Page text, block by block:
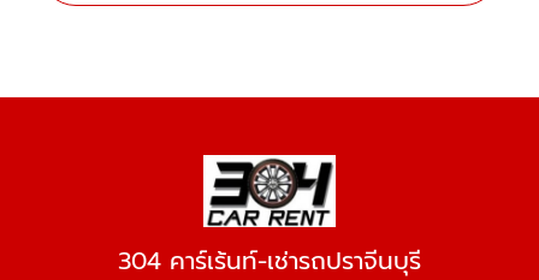
304 คาร์เร้นท์-เช่ารถปราจีนบุรี